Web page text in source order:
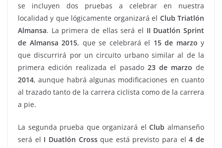
se incluyen dos pruebas a celebrar en nuestra
localidad y que lógicamente organizará el Club Triatlón
Almansa. La primera de ellas será el II Duatlón Sprint
de Almansa 2015, que se celebrará el 15 de marzo y
que discurrirá por un circuito urbano similar al de la
primera edición realizada el pasado 23 de marzo de
2014, aunque habrá algunas modificaciones en cuanto
al trazado tanto de la carrera ciclista como de la carrera
a pie.
La segunda prueba que organizará elClub almanseño
será el I Duatlón Crossque está previsto para el4 de